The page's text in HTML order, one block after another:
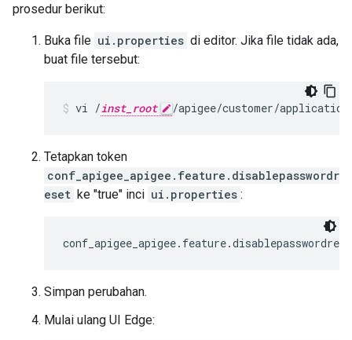
prosedur berikut:
Buka file ui.properties di editor. Jika file tidak ada,
buat file tersebut:
vi /inst_root /apigee/customer/
Tetapkan token
conf_apigee_apigee.feature.disablepasswordr
eset ke "true" inci ui.properties :
Simpan perubahan.
Mulai ulang UI Edge: